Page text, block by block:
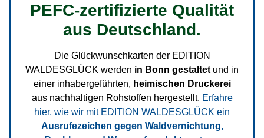
PEFC-zertifizierte Qualität
aus Deutschland.
Die Glückwunschkarten der EDITION
WALDESGLÜCK werden in Bonn gestaltet und in
einer inhabergeführten, heimischen Druckerei
aus nachhaltigen Rohstoffen hergestellt. Erfahre
hier, wie wir mit EDITION WALDESGLÜCK ein
Ausrufezeichen gegen Waldvernichtung,